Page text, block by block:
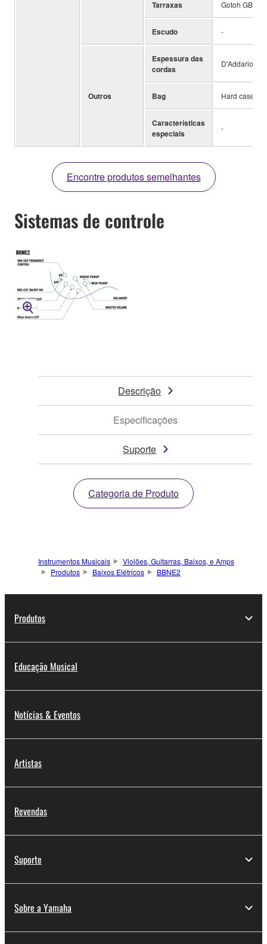
Tarraxas Gotoh GB72
Escudo -
Outros
Espessura das
cordas
D'Addario
Bag Hard case
Características
especiais
-
Encontre produtos semelhantes
Sistemas de controle
Descrição
Especificações
Suporte
Categoria de Produto
Instrumentos Musicais
Violões, Guitarras, Baixos, e Amps
Produtos
Baixos Elétricos BBNE2
Produtos
Educação Musical
Notícias & Eventos
Artistas
Revendas
Suporte
Sobre a Yamaha